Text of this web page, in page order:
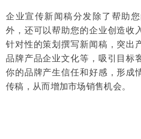
企业宣传新闻稿分发除了帮助
外，还可以帮助您的企业创造收
针对性的策划撰写新闻稿，突出
品牌产品企业文化等，吸引目标
你的品牌产生信任和好感，形成
传稿，从而增加市场销售机会。